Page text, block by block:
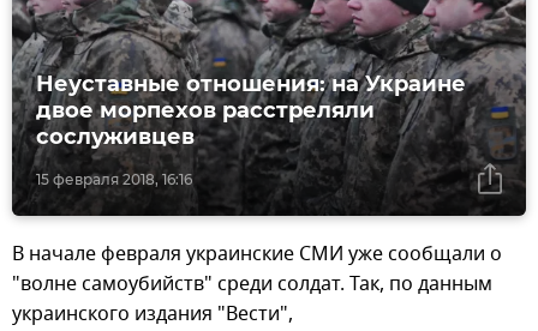
15 февраля 2018, 16:16
Неуставные отношения: на Украине
двое морпехов расстреляли
сослуживцев
В начале февраля украинские СМИ уже сообщали о
"волне самоубийств" среди солдат. Так, по данным
украинского издания "Вести",